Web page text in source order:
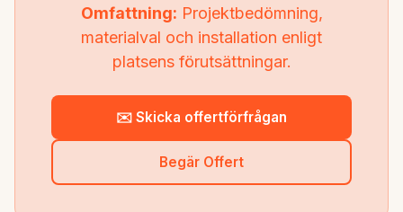
Omfattning: Projektbedömning,
materialval och installation enligt
platsens förutsättningar.
✉️ Skicka offertförfrågan
Begär Offert